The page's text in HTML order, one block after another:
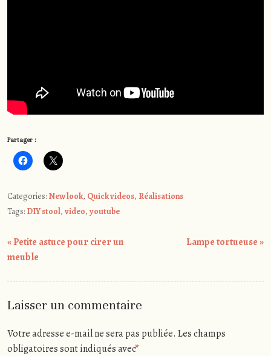
Partager :
Categories: New look, Quick videos, Réalisations
Tags: DIY stool, video, youtube
Post
navigation
«Petite astuce pour cirer un
meuble
Lampe tortueuse»
Laisser un commentaire
Votre adresse e-mail ne sera pas publiée. Les champs
obligatoires sont indiqués avec*